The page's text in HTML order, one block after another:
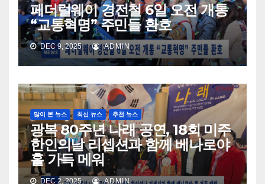
페더럴웨이 경전철 6일 오전 개통
“교통혁명” 주민들 환호
DEC 9, 2025 ADMIN
많이 본 뉴스 최신 뉴스 추천 뉴스
광복 80주년 나래 공연, 18회 미주
한인의날 리셉션과 함께 베나로야
홀 가득 메워
DEC 2, 2025 ADMIN